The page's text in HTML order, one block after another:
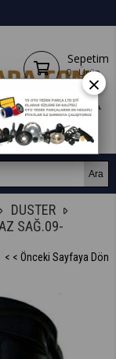
Sepetim
0 Ürün
DUSTER
SAĞ.09-
< < Önceki Sayfaya Dön
×